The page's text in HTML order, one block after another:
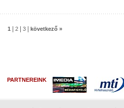
1 2 3 következő »
PARTNEREINK